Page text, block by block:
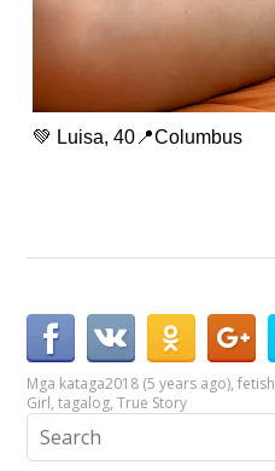
💚 Luisa, 40📍Columbus
Mga kataga2018 (5 years ago),fetish
Girl,tagalog,True Story